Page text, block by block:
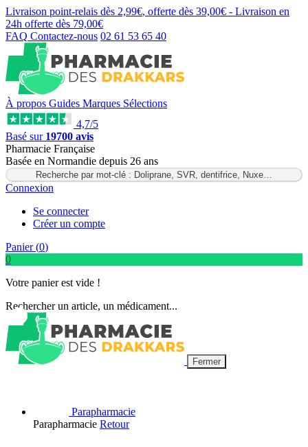
Livraison point-relais dès 2,99€, offerte dès 39,00€ - Livraison en
24h offerte dès 79,00€
FAQ Contactez-nous 02 61 53 65 40
À propos Guides Marques Sélections
4,7/5
Basé sur 19700 avis
Pharmacie Française
Basée en Normandie depuis 26 ans
Recherche par mot-clé : Doliprane, SVR, dentifrice, Nuxe…
Connexion
Se connecter
Créer un compte
Panier (0)
0
Votre panier est vide !
Rechercher un article, un médicament...
Fermer
Parapharmacie
Parapharmacie Retour